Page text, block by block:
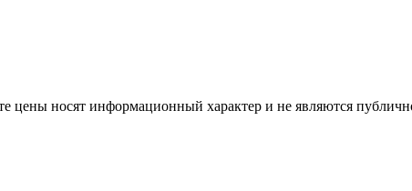
цены носят информационный характер и не являются